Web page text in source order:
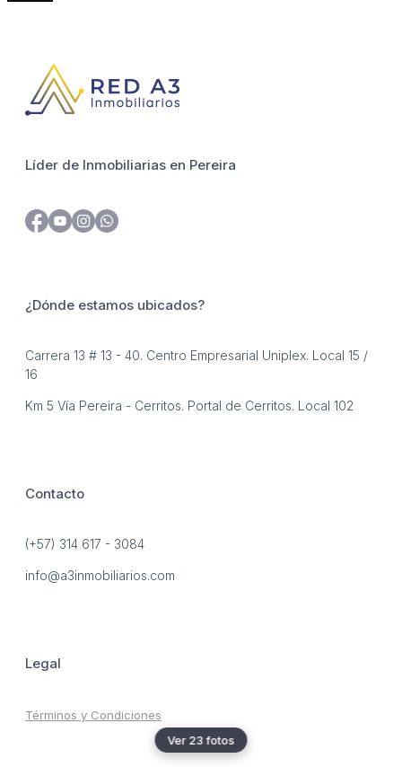
Ver 23 fotos
Líder de Inmobiliarias en Pereira
¿Dónde estamos ubicados?
Carrera 13 # 13 - 40. Centro Empresarial Uniplex. Local 15 /
16
Km 5 Vía Pereira - Cerritos. Portal de Cerritos. Local 102
Contacto
(+57) 314 617 - 3084
info@a3inmobiliarios.com
Legal
Términos y Condiciones